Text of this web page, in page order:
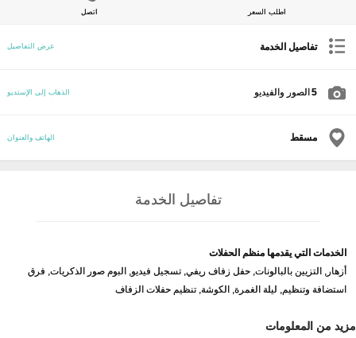
اطلب السعر اتصل
تفاصيل الخدمة عرض التفاصيل
5 الصور والفيديو الذهاب إلى الإستديو
مسقط الهاتف والعنوان
تفاصيل الخدمة
الخدمات التي يقدمها منظم الحفلات
أزهار, التزيين بالبالونات, حفل زفاف ريفي, تسجيل فيديو, البوم صور الذكريات, فرق
استضافة وتنظيم, ليلة الغمرة, الكوشة, تنظيم حفلات الزفاف
مزيد من المعلومات